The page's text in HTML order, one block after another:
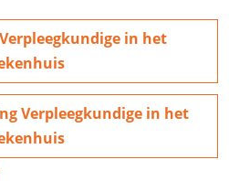
in het
Verpleegkundige in het